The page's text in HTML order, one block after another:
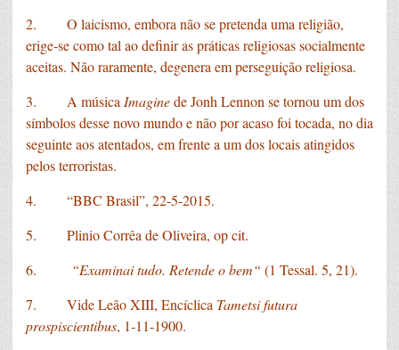
2. O laicismo, embora não se pretenda uma religião,
erige-se como tal ao definir as práticas religiosas socialmente
aceitas. Não raramente, degenera em perseguição religiosa.
3. A música Imaginede Jonh Lennon se tornou um dos
símbolos desse novo mundo e não por acaso foi tocada, no dia
seguinte aos atentados, em frente a um dos locais atingidos
pelos terroristas.
4. “BBC Brasil”, 22-5-2015.
5. Plinio Corrêa de Oliveira, op cit.
6.
“Examinai tudo. Retende o bem“ (1 Tessal. 5, 21).
7. Vide Leão XIII, Encíclica Tametsi futura
prospiscientibus, 1-11-1900.